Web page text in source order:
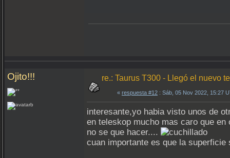
Ojito!!! re.: Taurus T300 - Llegó el nuevo
« respuesta #12 : Sáb, 05 Nov 2022, 15:27
interesante,yo habia visto unos de
en teleskop mucho mas caro que
no se que hacer....
cuan importante es que la superficie